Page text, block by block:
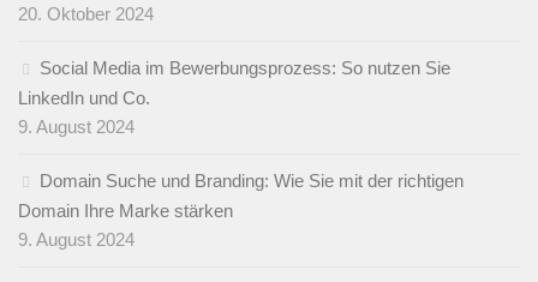
20. Oktober 2024
Social Media im Bewerbungsprozess: So nutzen Sie
LinkedIn und Co.
9. August 2024
Domain Suche und Branding: Wie Sie mit der richtigen
Domain Ihre Marke stärken
9. August 2024